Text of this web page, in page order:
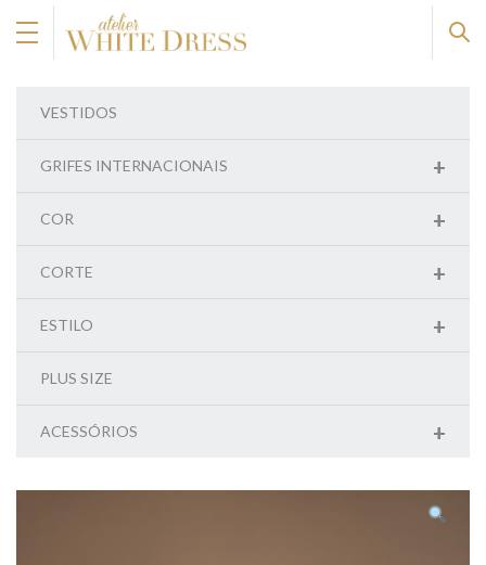
VESTIDOS
+
GRIFES INTERNACIONAIS
+
COR
+
CORTE
+
ESTILO
PLUS SIZE
+
ACESSÓRIOS